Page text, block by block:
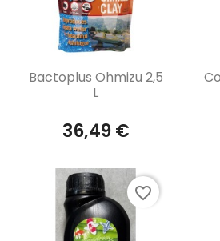
Aperçu rapide
Bactoplus Ohmizu 2,5
L
36,49 €
favorite_border